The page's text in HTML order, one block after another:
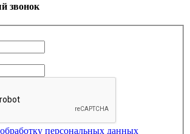
звонок
обработку персональных данных